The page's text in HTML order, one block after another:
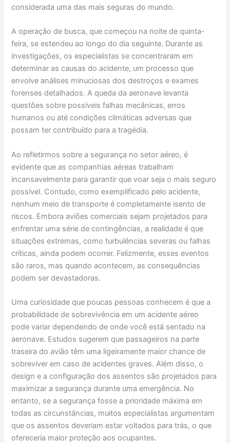
considerada uma das mais seguras do mundo.
A operação de busca, que começou na noite de quinta-
feira, se estendeu ao longo do dia seguinte. Durante as
investigações, os especialistas se concentraram em
determinar as causas do acidente, um processo que
envolve análises minuciosas dos destroços e exames
forenses detalhados. A queda da aeronave levanta
questões sobre possíveis falhas mecânicas, erros
humanos ou até condições climáticas adversas que
possam ter contribuído para a tragédia.
Ao refletirmos sobre a segurança no setor aéreo, é
evidente que as companhias aéreas trabalham
incansavelmente para garantir que voar seja o mais seguro
possível. Contudo, como exemplificado pelo acidente,
nenhum meio de transporte é completamente isento de
riscos. Embora aviões comerciais sejam projetados para
enfrentar uma série de contingências, a realidade é que
situações extremas, como turbulências severas ou falhas
críticas, ainda podem ocorrer. Felizmente, esses eventos
são raros, mas quando acontecem, as consequências
podem ser devastadoras.
Uma curiosidade que poucas pessoas conhecem é que a
probabilidade de sobrevivência em um acidente aéreo
pode variar dependendo de onde você está sentado na
aeronave. Estudos sugerem que passageiros na parte
traseira do avião têm uma ligeiramente maior chance de
sobreviver em caso de acidentes graves. Além disso, o
design e a configuração dos assentos são projetados para
maximizar a segurança durante uma emergência. No
entanto, se a segurança fosse a prioridade máxima em
todas as circunstâncias, muitos especialistas argumentam
que os assentos deveriam estar voltados para trás, o que
ofereceria maior proteção aos ocupantes.